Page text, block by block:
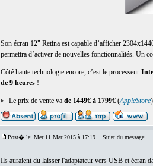
Son écran 12" Retina est capable d’afficher
permettra d’activer de nouvelles fonctionnalités. Un
Côté haute technologie encore, c’est le processeur
de 9 heures!
Le prix de vente va de 1449€ à 1799€(AppleStore)
Post� le: Mer 11 Mar 2015 à 17:19 Sujet du message:
Ils auraient du laisser l'adaptateur vers USB et écran